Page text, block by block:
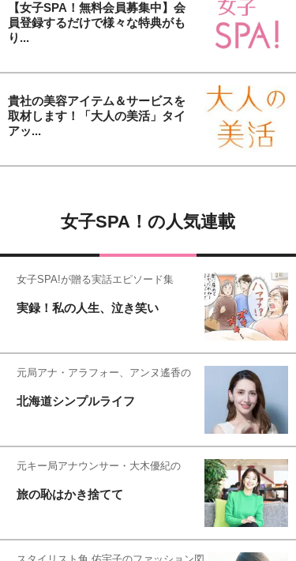
【女子SPA！無料会員募集中】会
員登録するだけで様々な特典がも
り...
貴社の美容アイテム＆サービスを
取材します！「大人の美活」タイ
アッ...
女子SPA！の人気連載
女子SPA!が贈る実話エピソード集
実録！私の人生、泣き笑い
元局アナ・アラフォー、アンヌ遙香の
北海道シンプルライフ
元キー局アナウンサー・大木優紀の
旅の恥はかき捨てて